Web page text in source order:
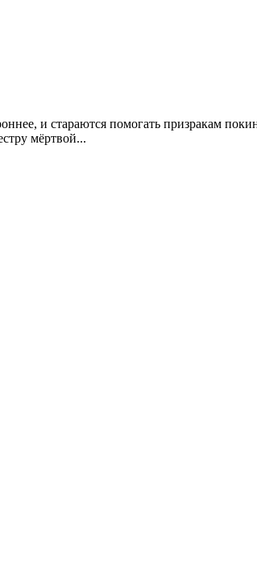
и стараются помогать призракам
мёртвой...